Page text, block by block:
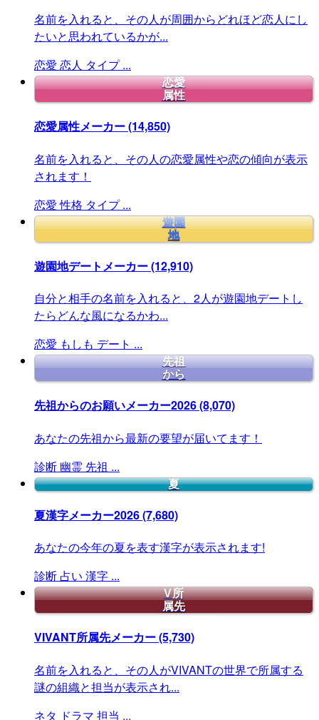
名前を入れると、その人が周囲からどれほど恋人にし
たいと思われているかが...
恋愛 恋人 タイプ ...
恋愛
属性
恋愛属性メーカー(14,850)
名前を入れると、その人の恋愛属性や恋の傾向が表示
されます！
恋愛 性格 タイプ ...
遊園
地
遊園地デートメーカー(12,910)
自分と相手の名前を入れると、2人が遊園地デートし
たらどんな風になるかわ...
恋愛 もしも デート ...
先祖
から
先祖からのお願いメーカー2026(8,070)
あなたの先祖から最新の要望が届いてます！
診断 幽霊 先祖 ...
夏
夏漢字メーカー2026(7,680)
あなたの今年の夏を表す漢字が表示されます!
診断 占い 漢字 ...
V所
属先
VIVANT所属先メーカー(5,730)
名前を入れると、その人がVIVANTの世界で所属する
謎の組織と担当が表示され...
ネタ ドラマ 担当 ...